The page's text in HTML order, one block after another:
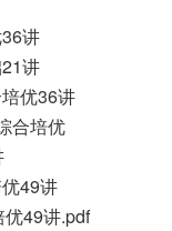
讲
讲
优36讲
合培优
49讲
49讲.pdf